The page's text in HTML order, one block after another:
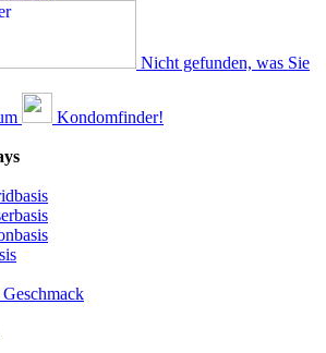
Nicht gefunden, was Sie
Kondomfinder!